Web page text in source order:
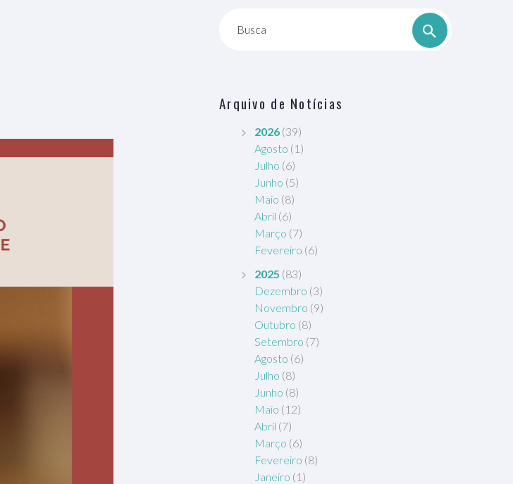
Busca
Arquivo de Notícias
2026 (39)
Agosto (1)
Julho (6)
Junho (5)
Maio (8)
Abril (6)
Março (7)
Fevereiro (6)
2025 (83)
Dezembro (3)
Novembro (9)
Outubro (8)
Setembro (7)
Agosto (6)
Julho (8)
Junho (8)
Maio (12)
Abril (7)
Março (6)
Fevereiro (8)
Janeiro (1)